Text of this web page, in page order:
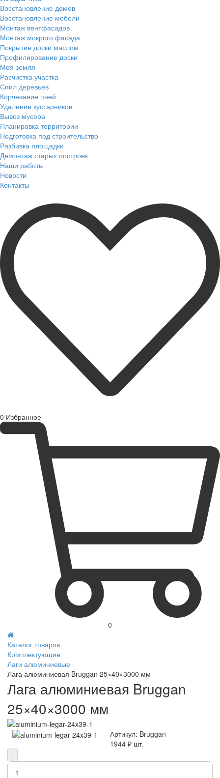
Восстановление домов
Восстановление мебели
Монтаж вентфасадов
Монтаж мокрого фасада
Покрытие доски маслом
Профилирование доски
Моя земля
Расчистка участка
Спил деревьев
Корчевание пней
Удаление кустарников
Вывоз мусора
Планировка территории
Подготовка под строительство
Разбивка площадки
Демонтаж старых построек
Наши работы
Новости
Контакты
0 Избранное
0
Каталог товаров
Комплектующие
Лаги алюминиевые
Лага алюминиевая Bruggan 25×40×3000 мм
Лага алюминиевая Bruggan
25×40×3000 мм
Артикул: Bruggan
1944 ₽ шт.
-